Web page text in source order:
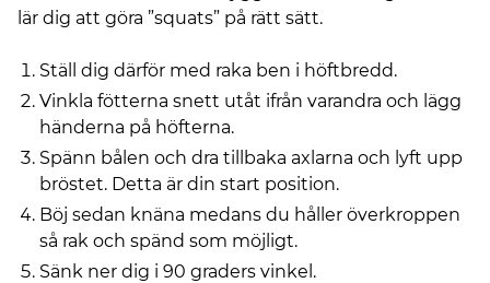
lär dig att göra ”squats” på rätt sätt.
Ställ dig därför med raka ben i höftbredd.
Vinkla fötterna snett utåt ifrån varandra och lägg
händerna på höfterna.
Spänn bålen och dra tillbaka axlarna och lyft upp
bröstet. Detta är din start position.
Böj sedan knäna medans du håller överkroppen
så rak och spänd som möjligt.
Sänk ner dig i 90 graders vinkel.